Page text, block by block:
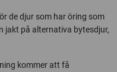
de djur som har öring som
jakt på alternativa bytesdjur,
kommer att få